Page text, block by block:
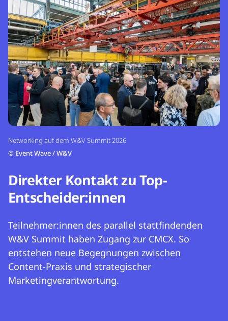
Networking auf dem W&V Summit 2026
© Event Wave / W&V
Direkter Kontakt zu Top-
Entscheider:innen
Teilnehmer:innen des parallel stattfindenden
W&V Summit haben Zugang zur CMCX. So
entstehen neue Begegnungen zwischen
Content-Praxis und strategischer
Marketingverantwortung.